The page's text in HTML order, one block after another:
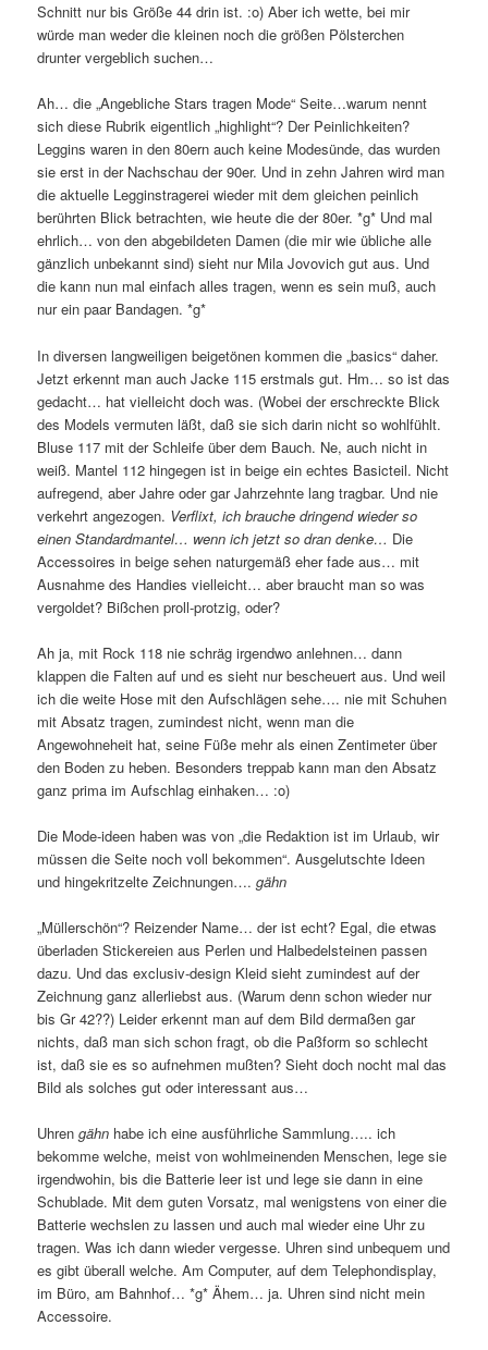
Schnitt nur bis Größe 44 drin ist. :o) Aber ich wette, bei mir
würde man weder die kleinen noch die größen Pölsterchen
drunter vergeblich suchen…
Ah… die „Angebliche Stars tragen Mode“ Seite…warum nennt
sich diese Rubrik eigentlich „highlight“? Der Peinlichkeiten?
Leggins waren in den 80ern auch keine Modesünde, das wurden
sie erst in der Nachschau der 90er. Und in zehn Jahren wird man
die aktuelle Legginstragerei wieder mit dem gleichen peinlich
berührten Blick betrachten, wie heute die der 80er. *g* Und mal
ehrlich… von den abgebildeten Damen (die mir wie übliche alle
gänzlich unbekannt sind) sieht nur Mila Jovovich gut aus. Und
die kann nun mal einfach alles tragen, wenn es sein muß, auch
nur ein paar Bandagen. *g*
In diversen langweiligen beigetönen kommen die „basics“ daher.
Jetzt erkennt man auch Jacke 115 erstmals gut. Hm… so ist das
gedacht… hat vielleicht doch was. (Wobei der erschreckte Blick
des Models vermuten läßt, daß sie sich darin nicht so wohlfühlt.
Bluse 117 mit der Schleife über dem Bauch. Ne, auch nicht in
weiß. Mantel 112 hingegen ist in beige ein echtes Basicteil. Nicht
aufregend, aber Jahre oder gar Jahrzehnte lang tragbar. Und nie
verkehrt angezogen. Verflixt, ich brauche dringend wieder so
einen Standardmantel… wenn ich jetzt so dran denke… Die
Accessoires in beige sehen naturgemäß eher fade aus… mit
Ausnahme des Handies vielleicht… aber braucht man so was
vergoldet? Bißchen proll-protzig, oder?
Ah ja, mit Rock 118 nie schräg irgendwo anlehnen… dann
klappen die Falten auf und es sieht nur bescheuert aus. Und weil
ich die weite Hose mit den Aufschlägen sehe…. nie mit Schuhen
mit Absatz tragen, zumindest nicht, wenn man die
Angewohneheit hat, seine Füße mehr als einen Zentimeter über
den Boden zu heben. Besonders treppab kann man den Absatz
ganz prima im Aufschlag einhaken… :o)
Die Mode-ideen haben was von „die Redaktion ist im Urlaub, wir
müssen die Seite noch voll bekommen“. Ausgelutschte Ideen
und hingekritzelte Zeichnungen….gähn
„Müllerschön“? Reizender Name… der ist echt? Egal, die etwas
überladen Stickereien aus Perlen und Halbedelsteinen passen
dazu. Und das exclusiv-design Kleid sieht zumindest auf der
Zeichnung ganz allerliebst aus. (Warum denn schon wieder nur
bis Gr 42??) Leider erkennt man auf dem Bild dermaßen gar
nichts, daß man sich schon fragt, ob die Paßform so schlecht
ist, daß sie es so aufnehmen mußten? Sieht doch nocht mal das
Bild als solches gut oder interessant aus…
Uhrengähn habe ich eine ausführliche Sammlung….. ich
bekomme welche, meist von wohlmeinenden Menschen, lege sie
irgendwohin, bis die Batterie leer ist und lege sie dann in eine
Schublade. Mit dem guten Vorsatz, mal wenigstens von einer die
Batterie wechslen zu lassen und auch mal wieder eine Uhr zu
tragen. Was ich dann wieder vergesse. Uhren sind unbequem und
es gibt überall welche. Am Computer, auf dem Telephondisplay,
im Büro, am Bahnhof… *g* Ähem… ja. Uhren sind nicht mein
Accessoire.